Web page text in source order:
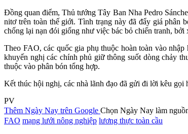
Đồng quan điểm, Thủ tướng Tây Ban Nha Pedro
nitơ trên toàn thế giới. Tình trạng này đã đẩy giá phân
chống lại nạn đói giống như việc bác bỏ chiến tranh,
Theo FAO, các quốc gia phụ thuộc hoàn toàn vào
khuyến nghị các chính phủ giữ thông suốt dòng chảy
thuộc vào phân bón tổng hợp.
Kết thúc hội nghị, các nhà lãnh đạo đã gửi đi lời kêu gọi
PV
Thêm Ngày Nay trên Google Chọn Ngày Nay làm
FAO mạng lưới nông nghiệp lương thực toàn cầu